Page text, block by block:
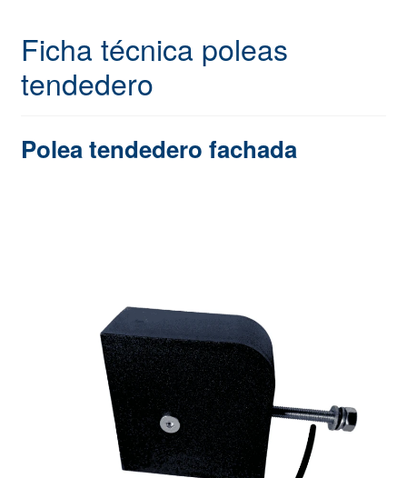
Ficha técnica poleas
tendedero
Polea tendedero fachada